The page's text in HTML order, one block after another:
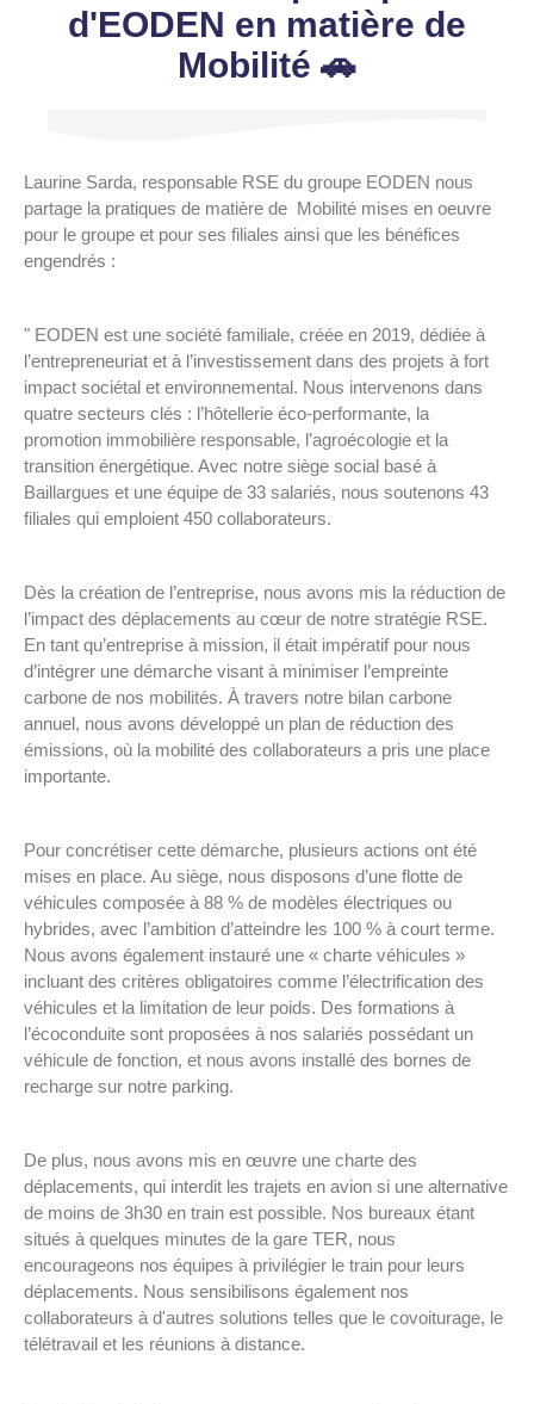
d'EODEN en matière de
Mobilité 🚗
Laurine Sarda, responsable RSE du groupe EODEN nous
partage la pratiques de matière de Mobilité mises en oeuvre
pour le groupe et pour ses filiales ainsi que les bénéfices
engendrés :
" EODEN est une société familiale, créée en 2019, dédiée à
l’entrepreneuriat et à l’investissement dans des projets à fort
impact sociétal et environnemental. Nous intervenons dans
quatre secteurs clés : l’hôtellerie éco-performante, la
promotion immobilière responsable, l’agroécologie et la
transition énergétique. Avec notre siège social basé à
Baillargues et une équipe de 33 salariés, nous soutenons 43
filiales qui emploient 450 collaborateurs.
Dès la création de l’entreprise, nous avons mis la réduction de
l’impact des déplacements au cœur de notre stratégie RSE.
En tant qu’entreprise à mission, il était impératif pour nous
d’intégrer une démarche visant à minimiser l’empreinte
carbone de nos mobilités. À travers notre bilan carbone
annuel, nous avons développé un plan de réduction des
émissions, où la mobilité des collaborateurs a pris une place
importante.
Pour concrétiser cette démarche, plusieurs actions ont été
mises en place. Au siège, nous disposons d’une flotte de
véhicules composée à 88 % de modèles électriques ou
hybrides, avec l’ambition d’atteindre les 100 % à court terme.
Nous avons également instauré une « charte véhicules »
incluant des critères obligatoires comme l’électrification des
véhicules et la limitation de leur poids. Des formations à
l’écoconduite sont proposées à nos salariés possédant un
véhicule de fonction, et nous avons installé des bornes de
recharge sur notre parking.
De plus, nous avons mis en œuvre une charte des
déplacements, qui interdit les trajets en avion si une alternative
de moins de 3h30 en train est possible. Nos bureaux étant
situés à quelques minutes de la gare TER, nous
encourageons nos équipes à privilégier le train pour leurs
déplacements. Nous sensibilisons également nos
collaborateurs à d'autres solutions telles que le covoiturage, le
télétravail et les réunions à distance.